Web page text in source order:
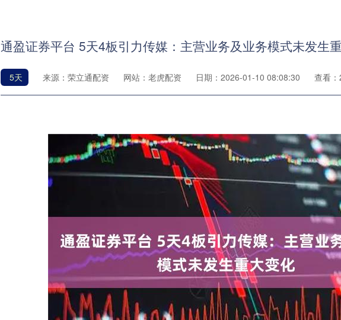
通盈证券平台 5天4板引力传媒：主营业务及业务模式未发生
5天 来源：荣立通配资 网站：老虎配资 日期：2026-01-10 08:08:30 查看